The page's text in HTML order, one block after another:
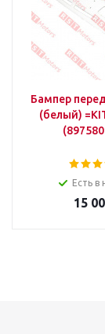
Бампер
(белый)
Есть в
15